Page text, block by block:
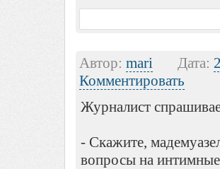
Автор: mari Дата:
Комментировать
Журналист
- Скажите,
вопросы на